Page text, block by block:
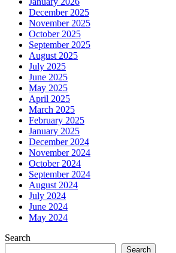
December 2025
November 2025
October 2025
September 2025
August 2025
July 2025
June 2025
May 2025
April 2025
March 2025
February 2025
January 2025
December 2024
November 2024
October 2024
September 2024
August 2024
July 2024
June 2024
May 2024
Search
Search